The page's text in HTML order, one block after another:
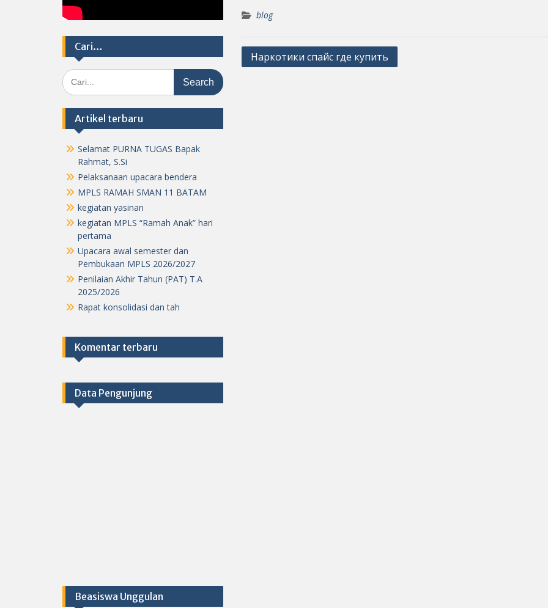
blog
Post
Наркотики спайс где купить
Cari…
Search
for:
Artikel terbaru
Selamat PURNA TUGAS Bapak
Rahmat, S.Si
Pelaksanaan upacara bendera
MPLS RAMAH SMAN 11 BATAM
kegiatan yasinan
kegiatan MPLS “Ramah Anak” hari
pertama
Upacara awal semester dan
Pembukaan MPLS 2026/2027
Penilaian Akhir Tahun (PAT) T.A
2025/2026
Rapat konsolidasi dan tah
Komentar terbaru
Data Pengunjung
Beasiswa Unggulan